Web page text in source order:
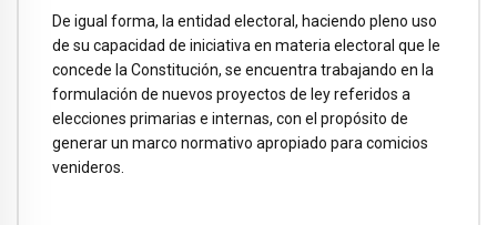
De igual forma, la entidad electoral, haciendo pleno uso
de su capacidad de iniciativa en materia electoral que le
concede la Constitución, se encuentra trabajando en la
formulación de nuevos proyectos de ley referidos a
elecciones primarias e internas, con el propósito de
generar un marco normativo apropiado para comicios
venideros.